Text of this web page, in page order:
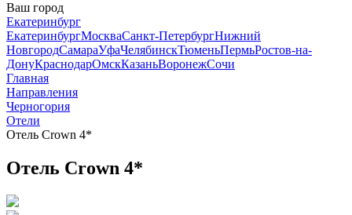
Ваш город
Екатеринбург
ЕкатеринбургМоскваСанкт-ПетербургНижний
НовгородСамараУфаЧелябинскТюменьПермьРостов-на-
ДонуКраснодарОмскКазаньВоронежСочи
Главная
Направления
Черногория
Отели
Отель Crown 4*
Отель Crown 4*